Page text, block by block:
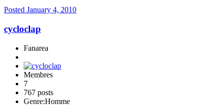
Posted January 4, 2010
cycloclap
Fanarea
Membres
7
767 posts
Genre:Homme